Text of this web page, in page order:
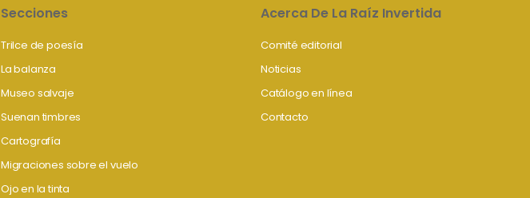
Secciones
Trilce de poesía
La balanza
Museo salvaje
Suenan timbres
Cartografía
Migraciones sobre el vuelo
Ojo en la tinta
Acerca De La Raíz Invertida
Comité editorial
Noticias
Catálogo en línea
Contacto